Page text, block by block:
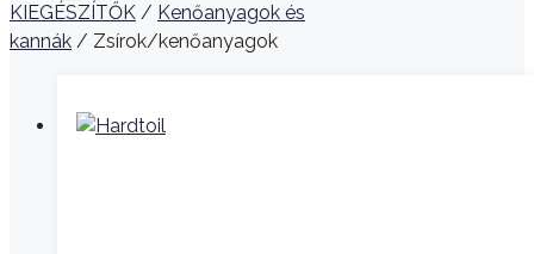
KIEGÉSZÍTŐK / Kenőanyagok és
kannák / Zsírok/kenőanyagok